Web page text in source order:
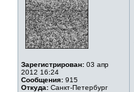
Зарегистрирован: 03 апр
2012 16:24
Сообщения: 915
Откуда: Санкт-Петербург